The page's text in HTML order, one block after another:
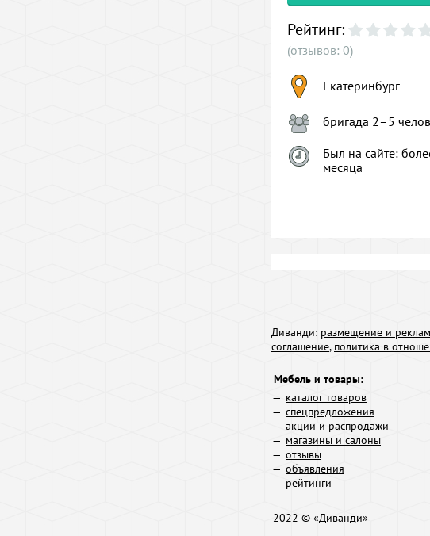
Рейтинг:
(отзывов: 0)
Екатеринбург
бригада 2–5
Был на сайте:
месяца
Диванди: размещение и
соглашение, политика в
Мебель и товары:
каталог товаров
спецпредложения
акции и распродажи
магазины и салоны
отзывы
объявления
рейтинги
2022 © «Диванди»